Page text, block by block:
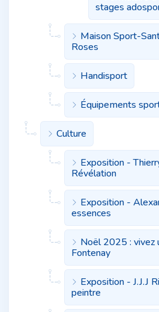
stages
Maison Sport-
Roses
Handisport
Équipements
Culture
Exposition -
Révélation
Exposition -
essences
Noël 2025 : vivez
Fontenay
Exposition - J.J.J
peintre